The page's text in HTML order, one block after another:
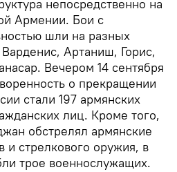
непосредственно на
Армении. Бои с
шли на разных
Артаниш, Горис,
Вечером 14 сентября
о прекращении
стали 197 армянских
лиц. Кроме того,
обстрелял армянские
и стрелкового оружия, в
трое военнослужащих.